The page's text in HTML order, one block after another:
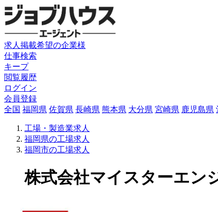
求人掲載希望の企業様
仕事検索
キープ
閲覧履歴
ログイン
会員登録
全国 福岡県 佐賀県 長崎県 熊本県 大分県 宮崎県 鹿児島県
工場・製造業求人
福岡県の工場求人
福岡市の工場求人
株式会社マイスターエン